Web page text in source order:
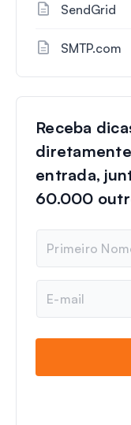
SendGrid
SMTP.com
Receba
entrada,
60.000
m
e
m